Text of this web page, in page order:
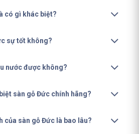
có gì khác biệt?
sự tốt không?
nước được không?
sàn gỗ Đức chính hãng?
của sàn gỗ Đức là bao lâu?